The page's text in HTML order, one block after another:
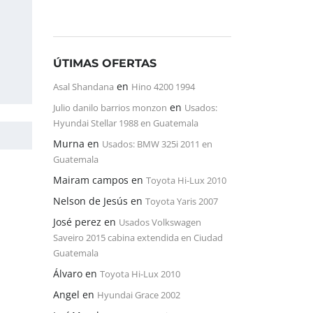
ÚTIMAS OFERTAS
Asal Shandana en Hino 4200 1994
Julio danilo barrios monzon en Usados:
Hyundai Stellar 1988 en Guatemala
Murna en Usados: BMW 325i 2011 en
Guatemala
Mairam campos en Toyota Hi-Lux 2010
Nelson de Jesús en Toyota Yaris 2007
José perez en Usados Volkswagen
Saveiro 2015 cabina extendida en Ciudad
Guatemala
Álvaro en Toyota Hi-Lux 2010
Angel en Hyundai Grace 2002